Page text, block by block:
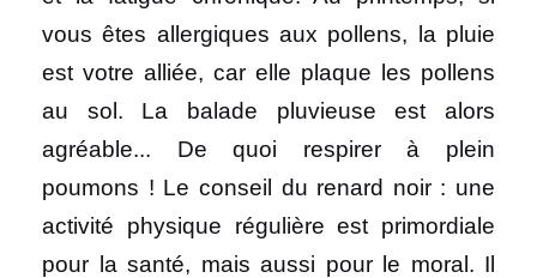
vous êtes allergiques aux pollens, la pluie
est votre alliée, car elle plaque les pollens
au sol. La balade pluvieuse est alors
agréable... De quoi respirer à plein
poumons ! Le conseil du renard noir : une
activité physique régulière est primordiale
pour la santé, mais aussi pour le moral. Il